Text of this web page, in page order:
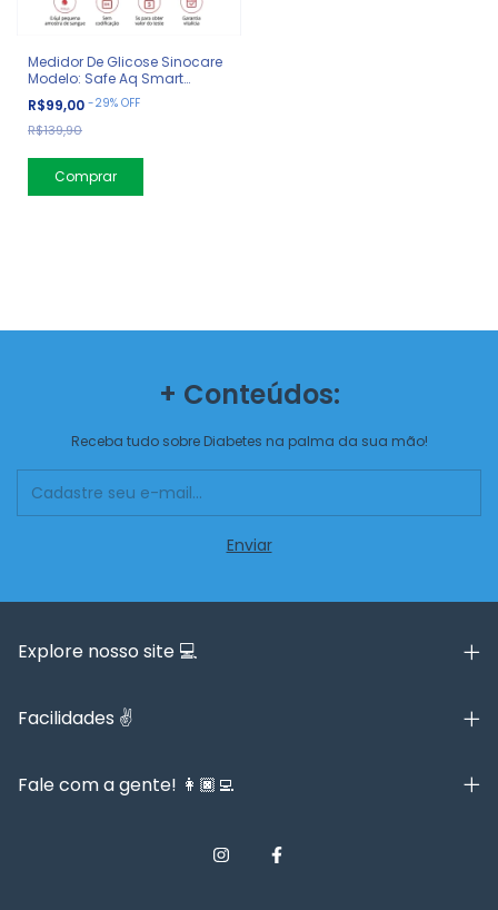
Medidor De Glicose Sinocare
Modelo: Safe Aq Smart
(vermelho)
R$99,00 -29% OFF
R$139,90
Comprar
+ Conteúdos:
Receba tudo sobre Diabetes na palma da sua mão!
Explore nosso site 💻
Facilidades ✌️
Fale com a gente! 👩🏿‍💻